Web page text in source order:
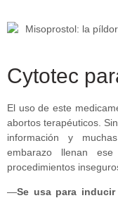
Cytotec
El uso de este
abortos terapéuticos.
información y
embarazo llenan
procedimientos
—Se usa para